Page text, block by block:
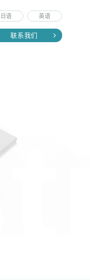
联系我们
日语 英语